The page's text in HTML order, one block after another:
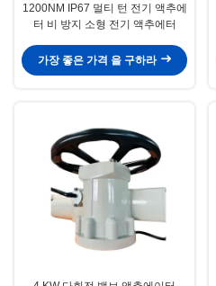
1200NM IP67 멀티 턴 전기 액추에
터 비 방지 소형 전기 액추에터
가장 좋은 가격 을 구하라